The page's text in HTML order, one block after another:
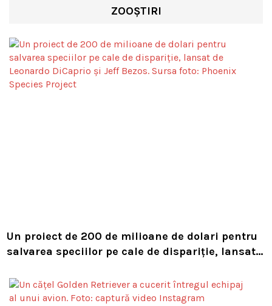
ZOOȘTIRI
Un proiect de 200 de milioane de dolari pentru
salvarea speciilor pe cale de dispariție, lansat